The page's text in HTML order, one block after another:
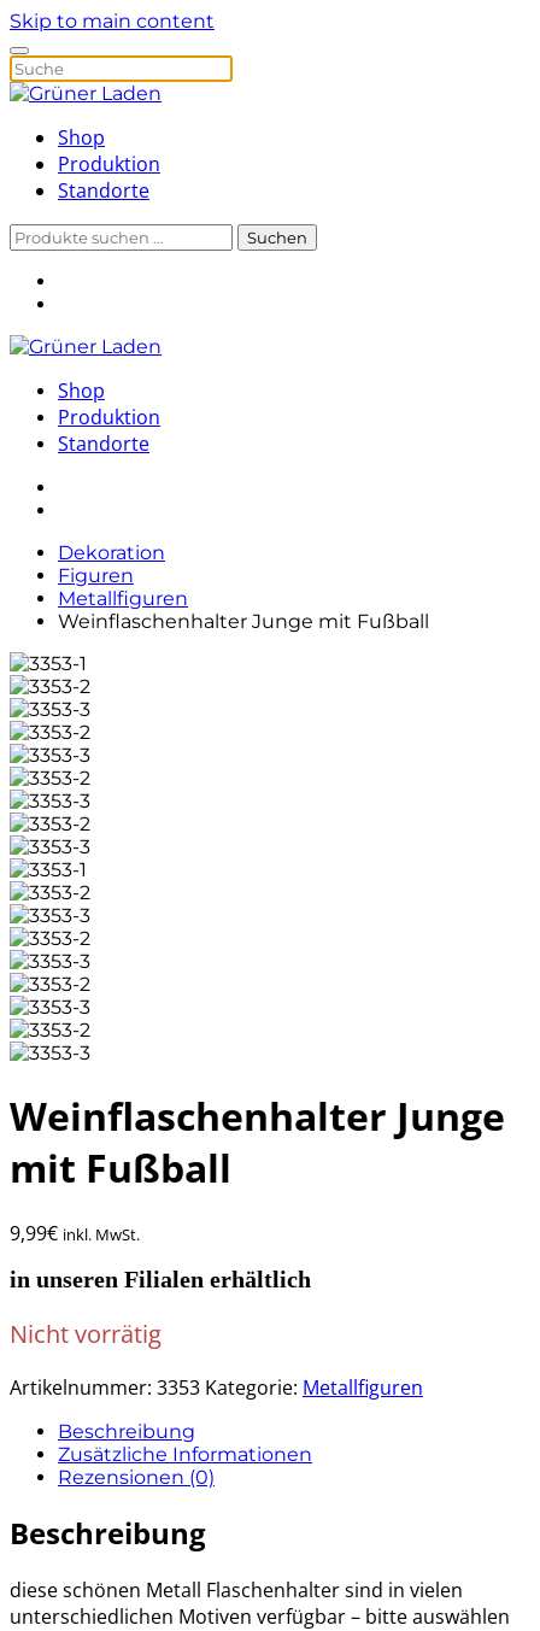
Skip to main content
Shop
Produktion
Standorte
Suchen
Suchen
Shop
Produktion
Standorte
Dekoration
Figuren
Metallfiguren
Weinflaschenhalter Junge mit Fußball
Weinflaschenhalter Junge
mit Fußball
9,99€ inkl. MwSt.
in unseren Filialen erhältlich
Nicht vorrätig
Artikelnummer: 3353 Kategorie: Metallfiguren
Beschreibung
Zusätzliche Informationen
Rezensionen (0)
Beschreibung
diese schönen Metall Flaschenhalter sind in vielen
unterschiedlichen Motiven verfügbar – bitte auswählen